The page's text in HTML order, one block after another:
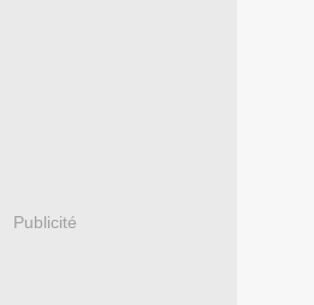
Publicité